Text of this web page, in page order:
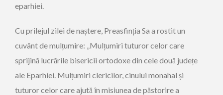
eparhiei.
Cu prilejul zilei de naștere, Preasfinția Sa a rostit un
cuvânt de mulțumire: „Mulțumiri tuturor celor care
sprijină lucrările bisericii ortodoxe din cele două județe
ale Eparhiei. Mulțumiri clericilor, cinului monahal și
tuturor celor care ajută în misiunea de păstorire a